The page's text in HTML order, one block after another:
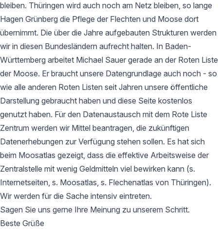
bleiben. Thüringen wird auch noch am Netz bleiben, so lange
Hagen Grünberg die Pflege der Flechten und Moose dort
übernimmt. Die über die Jahre aufgebauten Strukturen werden
wir in diesen Bundesländern aufrecht halten. In Baden-
Württemberg arbeitet Michael Sauer gerade an der Roten Liste
der Moose. Er braucht unsere Datengrundlage auch noch - so
wie alle anderen Roten Listen seit Jahren unsere öffentliche
Darstellung gebraucht haben und diese Seite kostenlos
genutzt haben. Für den Datenaustausch mit dem Rote Liste
Zentrum werden wir Mittel beantragen, die zukünftigen
Datenerhebungen zur Verfügung stehen sollen. Es hat sich
beim Moosatlas gezeigt, dass die effektive Arbeitsweise der
Zentralstelle mit wenig Geldmitteln viel bewirken kann (s.
Internetseiten, s. Moosatlas, s. Flechenatlas von Thüringen).
Wir werden für die Sache intensiv eintreten.
Sagen Sie uns gerne Ihre Meinung zu unserem Schritt.
Beste Grüße